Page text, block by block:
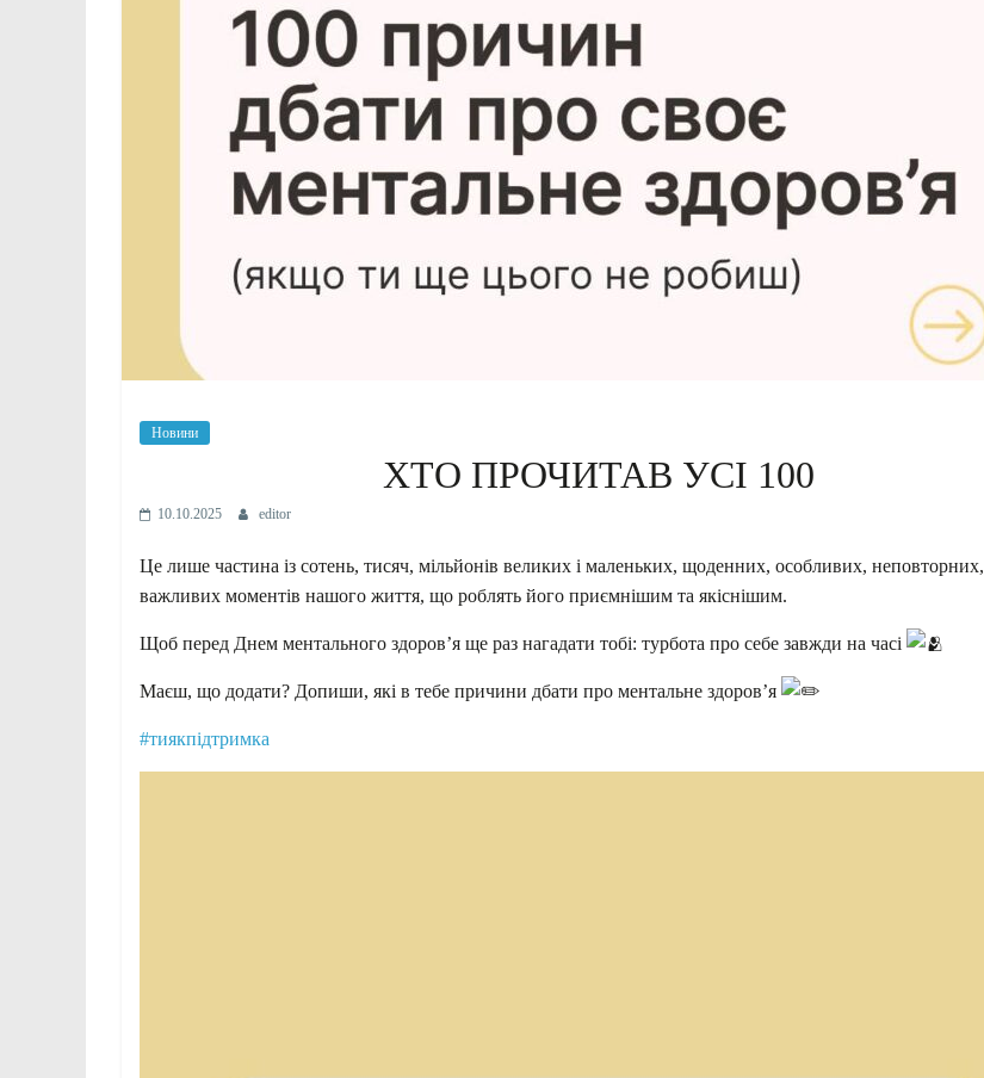
Новини
ХТО ПРОЧИТАВ УСІ 100
10.10.2025 editor
Це лише частина із сотень, тисяч, мільйонів великих і маленьких, щоденних, особливих, неповторних,
важливих моментів нашого життя, що роблять його приємнішим та якіснішим.
Щоб перед Днем ментального здоров’я ще раз нагадати тобі: турбота про себе завжди на часі
Маєш, що додати? Допиши, які в тебе причини дбати про ментальне здоров’я
#тиякпідтримка